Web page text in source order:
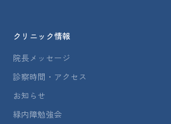
クリニック情報
院長メッセージ
診察時間・アクセス
お知らせ
緑内障勉強会